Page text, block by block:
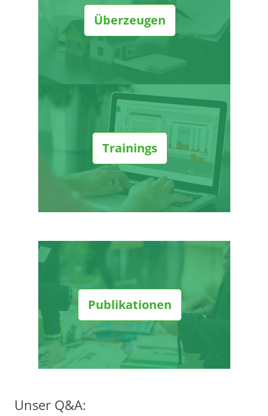
Überzeugen
Trainings
Publikationen
Unser Q&A: